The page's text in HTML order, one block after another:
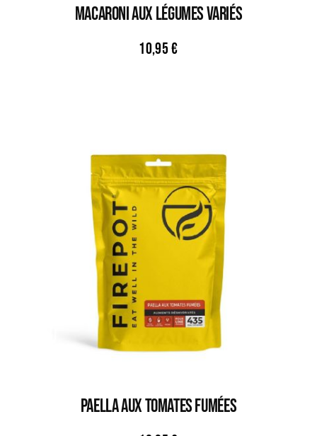
MACARONI AUX LÉGUMES VARIÉS
10,95€
PAELLA AUX TOMATES FUMÉES